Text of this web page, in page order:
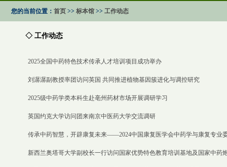
您的当前位置： 首页 >> 标本馆 >> 工作动态
◇ 工作动态
2025全国中药特色技术传承人才培训项目成功举办
刘潺潺副教授率团访问英国 共同推进植物基因簇进化与调控研究
2025级中药学类本科生赴亳州药材市场开展调研学习
英国约克大学访问团来南京中医药大学交流调研
传承中药智慧，开辟康复未来——2024中国康复医学会中药学与康复专业
新西兰奥塔哥大学副校长一行访问国家优势特色教育培训基地及国家中药